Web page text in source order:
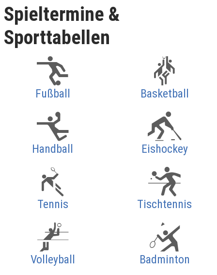
Spieltermine &
Sporttabellen
Fußball Basketball
Handball Eishockey
Tennis Tischtennis
Volleyball Badminton